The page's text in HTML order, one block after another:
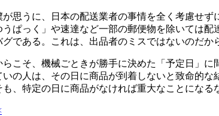
思うに、日本の配送業者の事情を全く考慮せ
ぱっく」や速達など一部の郵便物を除いては
である。これは、出品者のミスではないのだ
こそ、機械ごときが勝手に決めた「予定日」
の人は、その日に商品が到着しないと致命的
、特定の日に商品がなければ重大なことにな